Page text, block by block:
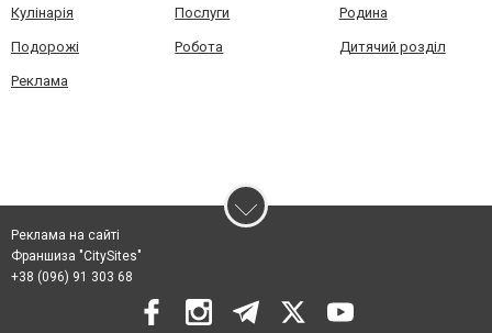
Кулінарія Послуги Родина
Подорожі Робота Дитячий розділ
Реклама
Реклама на сайті
Франшиза "CitySites"
+38 (096) 91 303 68